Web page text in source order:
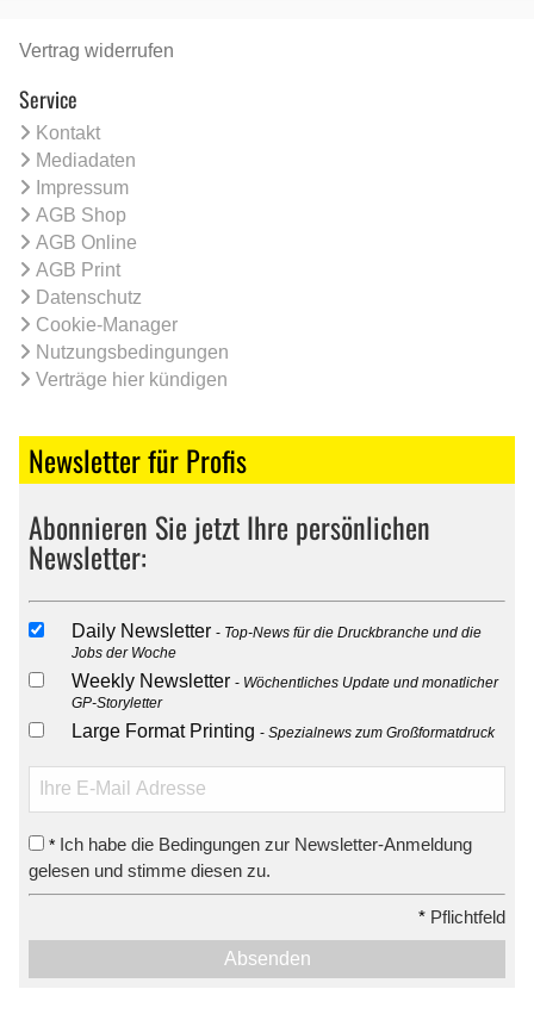
Vertrag widerrufen
Service
Kontakt
Mediadaten
Impressum
AGB Shop
AGB Online
AGB Print
Datenschutz
Cookie-Manager
Nutzungsbedingungen
Verträge hier kündigen
Newsletter für Profis
Abonnieren Sie jetzt Ihre persönlichen
Newsletter:
Daily Newsletter
Top-News für die Druckbranche und die
Jobs der Woche
Weekly Newsletter
Wöchentliches Update und monatlicher
GP-Storyletter
Large Format Printing Spezialnews zum Großformatdruck
* Ich habe die Bedingungen zur Newsletter-Anmeldung
gelesen und stimme diesen zu.
* Pflichtfeld
Absenden